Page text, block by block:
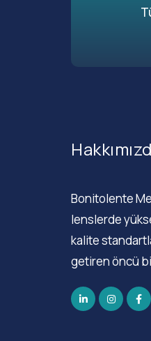
Bonitolente
lenslerde
kalite
getiren öncü